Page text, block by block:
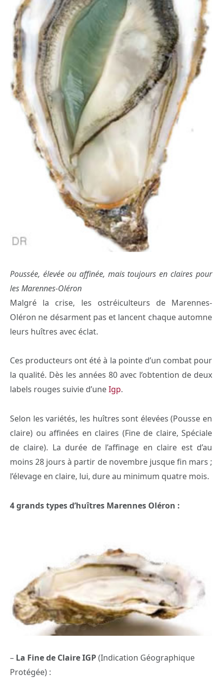
Poussée, élevée ou affinée, mais toujours en claires pour
les Marennes-Oléron
Malgré la crise, les ostréiculteurs de Marennes-
Oléron ne désarment pas et lancent chaque automne
leurs huîtres avec éclat.
Ces producteurs ont été à la pointe d’un combat pour
la qualité. Dès les années 80 avec l’obtention de deux
labels rouges suivie d’uneIgp.
Selon les variétés, les huîtres sont élevées (Pousse en
claire) ou affinées en claires (Fine de claire, Spéciale
de claire). La durée de l’affinage en claire est d’au
moins 28 jours à partir de novembre jusque fin mars ;
l’élevage en claire, lui, dure au minimum quatre mois.
4 grands types d’huîtres Marennes Oléron :
– La Fine de Claire IGP(Indication Géographique
Protégée) :